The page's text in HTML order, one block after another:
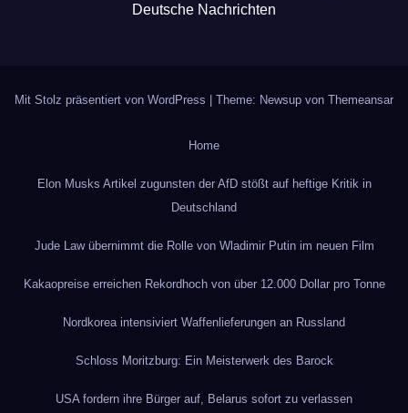
Deutsche Nachrichten
Mit Stolz präsentiert von WordPress Theme: Newsup von Themeansar
Home
Elon Musks Artikel zugunsten der AfD stößt auf heftige Kritik in
Deutschland
Jude Law übernimmt die Rolle von Wladimir Putin im neuen Film
Kakaopreise erreichen Rekordhoch von über 12.000 Dollar pro Tonne
Nordkorea intensiviert Waffenlieferungen an Russland
Schloss Moritzburg: Ein Meisterwerk des Barock
USA fordern ihre Bürger auf, Belarus sofort zu verlassen